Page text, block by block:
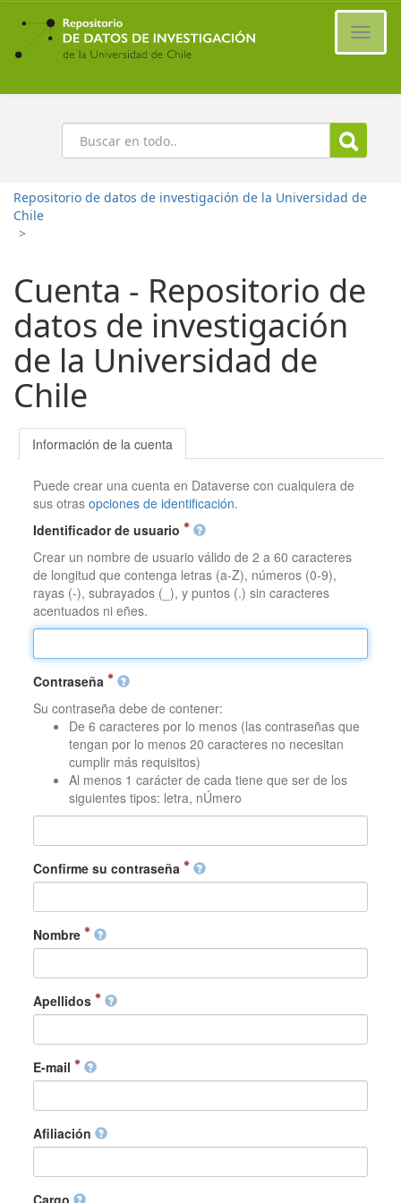
Ir
contenido
principal
Buscar
Repositorio de datos de investigación de la Universidad de
Chile
>
Cuenta - Repositorio de
datos de investigación
de la Universidad de
Chile
Información de la cuenta
Puede crear una cuenta en Dataverse con cualquiera de
sus otrasopciones de identificación.
Identificador de usuario
Crear un nombre de usuario válido de 2 a 60 caracteres
de longitud que contenga letras (a-Z), números (0-9),
rayas (-), subrayados (_), y puntos (.) sin caracteres
acentuados ni eñes.
Contraseña
Su contraseña debe de contener:
De 6 caracteres por lo menos (las contraseñas que
tengan por lo menos 20 caracteres no necesitan
cumplir más requisitos)
Al menos 1 carácter de cada tiene que ser de los
siguientes tipos: letra, nÚmero
Confirme su contraseña
Nombre
Apellidos
E-mail
Afiliación
Cargo